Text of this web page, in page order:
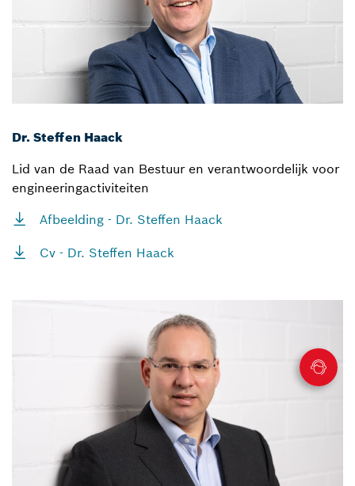
Dr. Steffen Haack
Lid van de Raad van Bestuur en verantwoordelijk voor
engineeringactiviteiten
Afbeelding - Dr. Steffen Haack
Cv - Dr. Steffen Haack